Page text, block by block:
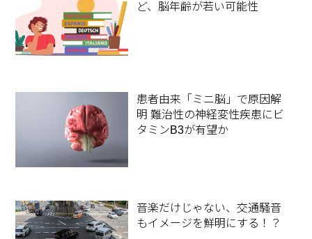
ど、脳年齢が若い可能性
患者由来「ミニ脳」で原因解
明 難治性の神経変性疾患にビ
タミンB3が有望か
音楽だけじゃない、交通騒音
もイメージを鮮明にする！？